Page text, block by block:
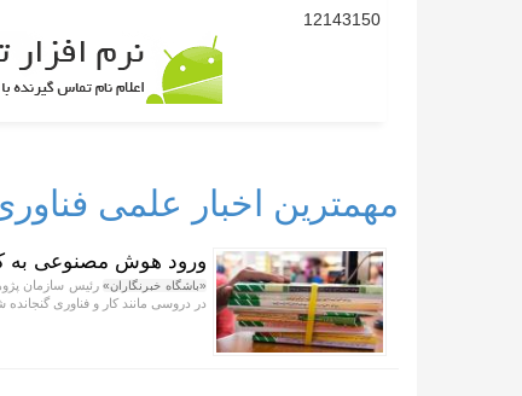
12143150
مهمترین اخبار علمی
ورود هوش مصنوعی به
«باشگاه خبرنگاران»رئیس سازمان
در دروسی مانند کار و فناوری